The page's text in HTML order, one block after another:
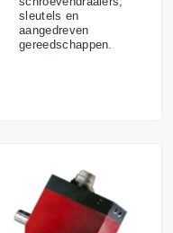
sleutels en
aangedreven
gereedschappen.